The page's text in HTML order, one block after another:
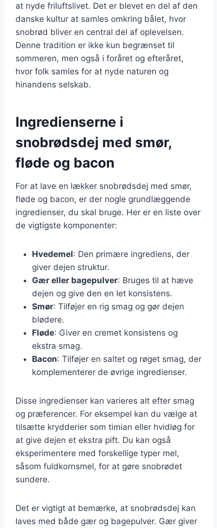
at nyde friluftslivet. Det er blevet en del af den
danske kultur at samles omkring bålet, hvor
snobrød bliver en central del af oplevelsen.
Denne tradition er ikke kun begrænset til
sommeren, men også i foråret og efteråret,
hvor folk samles for at nyde naturen og
hinandens selskab.
Ingredienserne i
snobrødsdej med smør,
fløde og bacon
For at lave en lækker snobrødsdej med smør,
fløde og bacon, er der nogle grundlæggende
ingredienser, du skal bruge. Her er en liste over
de vigtigste komponenter:
Hvedemel: Den primære ingrediens, der
giver dejen struktur.
Gær eller bagepulver: Bruges til at hæve
dejen og give den en let konsistens.
Smør: Tilføjer en rig smag og gør dejen
blødere.
Fløde: Giver en cremet konsistens og
ekstra smag.
Bacon: Tilføjer en saltet og røget smag, der
komplementerer de øvrige ingredienser.
Disse ingredienser kan varieres alt efter smag
og præferencer. For eksempel kan du vælge at
tilsætte krydderier som timian eller hvidløg for
at give dejen et ekstra pift. Du kan også
eksperimentere med forskellige typer mel,
såsom fuldkornsmel, for at gøre snobrødet
sundere.
Det er vigtigt at bemærke, at snobrødsdej kan
laves med både gær og bagepulver. Gær giver